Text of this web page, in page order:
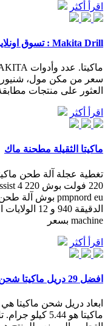
اقرأ أكثر
Makita Drill : تسوق اونلاين بأفضل الاسعار في السعودية
سعر من مكن مول، شنيور،
العثور على منتجات
اقرأ أكثر
ماكيتا الثقيلة مطحنة ماك
تغطية عجلة آلة طحن
machine بسعر
اقرأ أكثر
افضل 29 دريل ماكيتا شحن في 2023